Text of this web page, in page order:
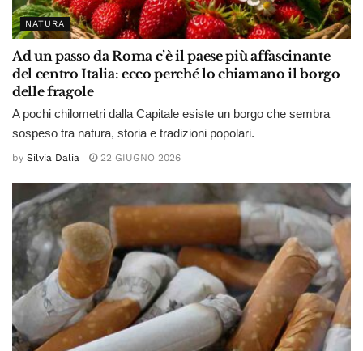
NATURA
Ad un passo da Roma c’è il paese più affascinante
del centro Italia: ecco perché lo chiamano il borgo
delle fragole
A pochi chilometri dalla Capitale esiste un borgo che sembra
sospeso tra natura, storia e tradizioni popolari.
by Silvia Dalia 22 GIUGNO 2026